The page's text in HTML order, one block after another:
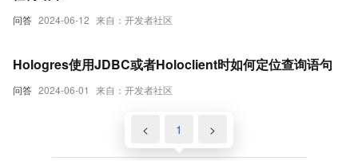
问答 2024-06-12 来自：开发者社区
问答 2024-06-01 来自：开发者社区
Hologres使用JDBC或者Holoclient时如何定位查询语句
< 1 >